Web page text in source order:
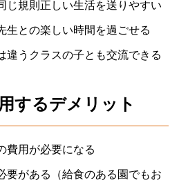
じ規則正しい生活を送りやすい
生との楽しい時間を過ごせる
違うクラスの子とも交流できる
するデメリット
費用が必要になる
要がある（給食のある園でもお